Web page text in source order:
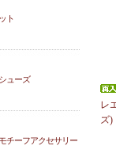
ト
ューズ
チーフアクセサリー
レ
ズ)